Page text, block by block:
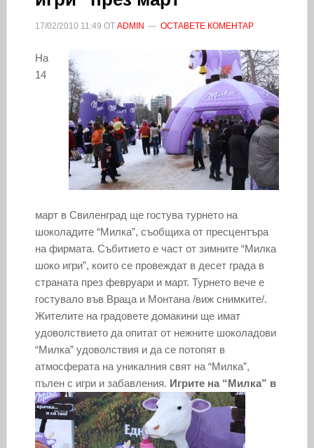
17/02/2010 11:49 ОТ ADMIN ОСТАВЕТЕ КОМЕНТАР
На
14
март в Свиленград ще гостува турнето на
шоколадите “Милка”, съобщиха от пресцентъра
на фирмата. Събитието е част от зимните “Милка
шоко игри”, които се провеждат в десет града в
страната през февруари и март. Турнето вече е
гостувало във Враца и Монтана /виж снимките/.
Жителите на градовете домакини ще имат
удоволствието да опитат от нежните шоколадови
“Милка” удоволствия и да се потопят в
атмосферата на уникалния свят на “Милка”,
пълен с игри и забавления. Игрите на “Милка” в